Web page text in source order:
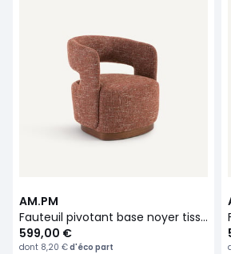
AM.PM
Fauteuil pivotant base noyer tissu texturé, Jesper
599,00 €
dont 8,20 €d'éco part